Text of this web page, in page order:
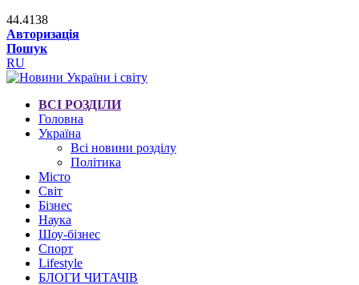
44.4138
Авторизація
Пошук
RU
ВСІ РОЗДІЛИ
Головна
Україна
Всі новини розділу
Політика
Місто
Світ
Бізнес
Наука
Шоу-бізнес
Спорт
Lifestyle
БЛОГИ ЧИТАЧІВ